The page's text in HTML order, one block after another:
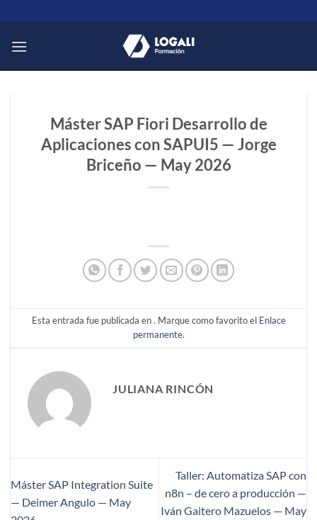
al
contenido
Máster SAP Fiori Desarrollo de
Aplicaciones con SAPUI5 — Jorge
Briceño — May 2026
Esta entrada fue publicada en . Marque como favorito el Enlace
permanente.
JULIANA RINCÓN
Máster SAP Integration Suite
— Deimer Angulo — May
Taller: Automatiza SAP con
n8n – de cero a producción —
Iván Gaitero Mazuelos — May